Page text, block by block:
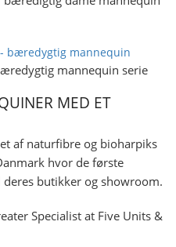
mannequin serie
MED ET
af naturfibre og bioharpiks
hvor de første
butikker og showroom.
Specialist at Five Units &